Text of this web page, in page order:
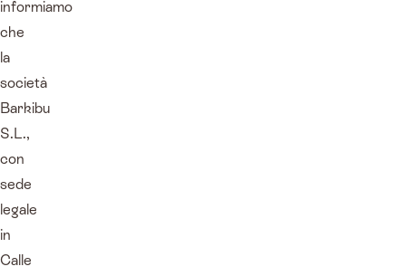
informiamo
che
la
società
Barkibu
S.L.,
con
sede
legale
in
Calle